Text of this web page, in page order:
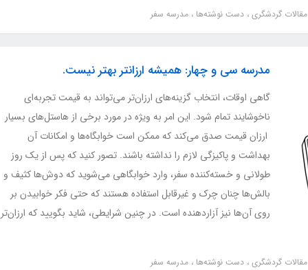
مقالات گردشگری دست نوشته‌ها مدرسه سفر
مدرسه سی و چهار: همیشه ارزانتر بهتر نیست.
گاهی اوقات، انتخاب گزینه‌های ارزان‌تر می‌تواند به قیمت تجربه‌ای
ناخوشایند تمام شود. این امر به ویژه در مورد برخی از هاستل‌های بسیار
ارزان قیمت صدق می‌کند که ممکن است خوابگاه‌ها و امکانات آن
بهداشت و پاکیزگی لازم را نداشته باشند. تصور کنید که پس از یک روز
طولانی و خسته‌کننده سفر، وارد خوابگاهی می‌شوید که دوش‌ها کثیف و
بالش‌ها چنان چرک و غیرقابل استفاده هستند که حتی فکر خوابیدن بر
روی آن‌ها نیز آزاردهنده است. در چنین شرایطی، شاید بگویید که ارزان‌تر
مقالات گردشگری دست نوشته‌ها مدرسه سفر